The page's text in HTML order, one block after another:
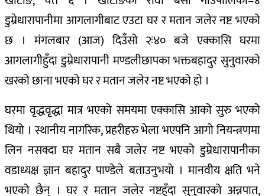
डुम्रेधारापानीमा आगलागीबाट एउटा घर र मतान जलेर नष्ट भएको
छ । मंगलबार (आज) दिउँसो २ः४० बजे एक्कासि घरमा
आगलागीहुँदा डुम्रेधारापानी मण्डलीछापका भक्तबहादुर सुनुवारको
खरको छाना भएको घर र मतान जलेर नष्ट भएको हो ।
घरमा वृद्धवृृद्धा मात्र भएको समयमा एक्कासि आको सुरु भएको
थियो । स्थानीय नागरिक, प्रहरीहरु भेला भएपनि आगो नियन्त्रणमा
लिन नसक्दा घर मतान सबै जलेर नष्ट भएको डुम्रेधारापानीका
वडाध्यक्ष ज्ञान बहादुर पाण्डेले बताउनुभयो । मानवीय क्षति भने
भएको छैन् । घर र मतान जलेर नष्टहुँदा सुनुवारको अन्नपात,